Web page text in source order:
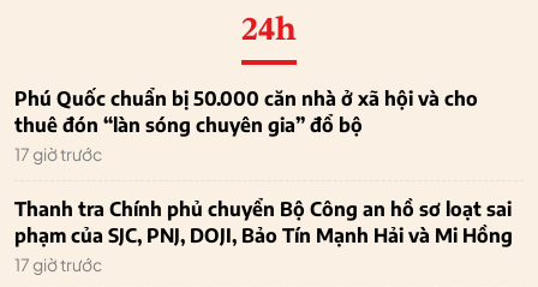
24h
Phú Quốc chuẩn bị 50.000 căn nhà ở xã hội và cho
thuê đón “làn sóng chuyên gia” đổ bộ
17 giờ trước
Thanh tra Chính phủ chuyển Bộ Công an hồ sơ loạt sai
phạm của SJC, PNJ, DOJI, Bảo Tín Mạnh Hải và Mi Hồng
17 giờ trước